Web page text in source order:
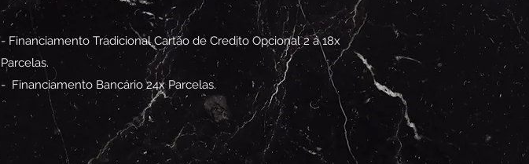
- Financiamento Tradicional Cartão de Credito Opcional 2 á 18x
Parcelas.
- Financiamento Bancário 24x Parcelas.